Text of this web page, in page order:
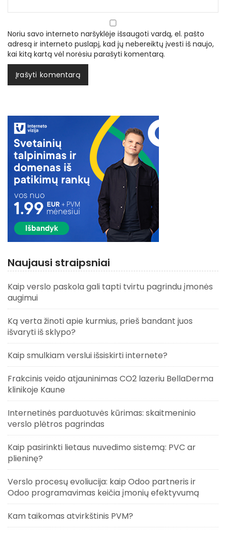
Noriu savo interneto naršyklėje išsaugoti vardą, el. pašto
adresą ir interneto puslapį, kad jų nebereiktų įvesti iš naujo,
kai kitą kartą vėl norėsiu parašyti komentarą.
Naujausi straipsniai
Kaip verslo paskola gali tapti tvirtu pagrindu įmonės
augimui
Ką verta žinoti apie kurmius, prieš bandant juos
išvaryti iš sklypo?
Kaip smulkiam verslui išsiskirti internete?
Frakcinis veido atjauninimas CO2 lazeriu BellaDerma
klinikoje Kaune
Internetinės parduotuvės kūrimas: skaitmeninio
verslo plėtros pagrindas
Kaip pasirinkti lietaus nuvedimo sistemą: PVC ar
plieninę?
Verslo procesų evoliucija: kaip Odoo partneris ir
Odoo programavimas keičia įmonių efektyvumą
Kam taikomas atvirkštinis PVM?